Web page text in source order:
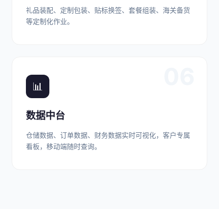
礼品装配、定制包装、贴标换签、套餐组装、海关备货
等定制化作业。
📊
数据中台
仓储数据、订单数据、财务数据实时可视化，客户专属
看板，移动端随时查询。